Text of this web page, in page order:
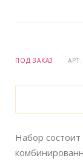
ПОД ЗАКАЗ
Набор